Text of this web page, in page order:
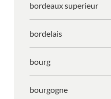
bordeaux superieur
bordelais
bourg
bourgogne